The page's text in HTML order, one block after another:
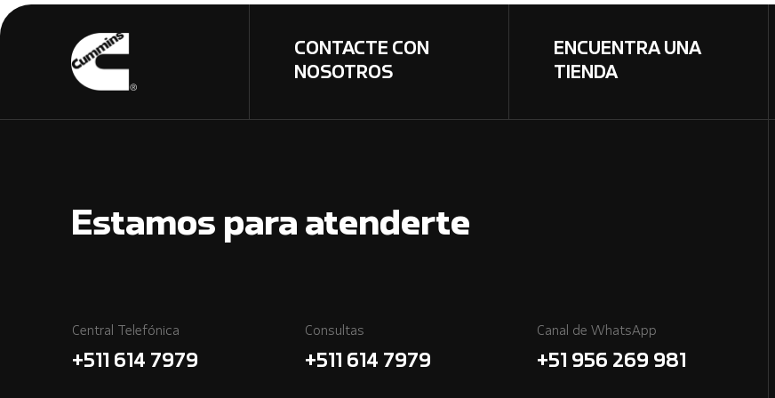
CONTACTE CON
NOSOTROS
ENCUENTRA UNA
TIENDA
Estamos para atenderte
Central Telefónica
+511 614 7979
Consultas
+511 614 7979
Canal de WhatsApp
+51 956 269 981